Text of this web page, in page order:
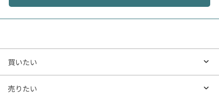
買いたい
買いたいTOP
売りたい